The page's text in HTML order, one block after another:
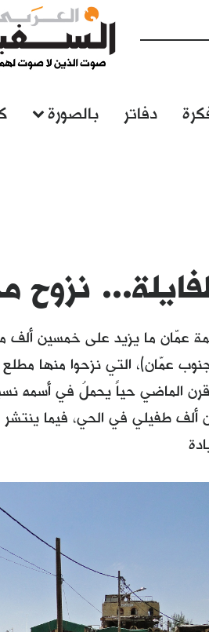
دفاتر بالصورة
نزوح
عمّان ما يزيد على خمسين ألف
جنوب عمّان)، التي نزحوا منها
الماضي حياً يحملُ في أسمه
طفيلي في الحي، فيما ينتشر